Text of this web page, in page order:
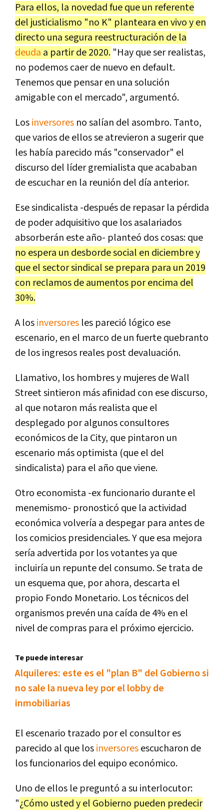
Para ellos, la novedad fue que un referente
del justicialismo "no K" planteara en vivo y en
directo una segura reestructuración de la
deuda a partir de 2020. "Hay que ser realistas,
no podemos caer de nuevo en default.
Tenemos que pensar en una solución
amigable con el mercado", argumentó.
Losinversores no salían del asombro. Tanto,
que varios de ellos se atrevieron a sugerir que
les había parecido más "conservador" el
discurso del líder gremialista que acababan
de escuchar en la reunión del día anterior.
Ese sindicalista -después de repasar la pérdida
de poder adquisitivo que los asalariados
absorberán este año- planteó dos cosas: que
no espera un desborde social en diciembre y
que el sector sindical se prepara para un 2019
con reclamos de aumentos por encima del
30%.
A losinversores les pareció lógico ese
escenario, en el marco de un fuerte quebranto
de los ingresos reales post devaluación.
Llamativo, los hombres y mujeres de Wall
Street sintieron más afinidad con ese discurso,
al que notaron más realista que el
desplegado por algunos consultores
económicos de la City, que pintaron un
escenario más optimista (que el del
sindicalista) para el año que viene.
Otro economista -ex funcionario durante el
menemismo- pronosticó que la actividad
económica volvería a despegar para antes de
los comicios presidenciales. Y que esa mejora
sería advertida por los votantes ya que
incluiría un repunte del consumo. Se trata de
un esquema que, por ahora, descarta el
propio Fondo Monetario. Los técnicos del
organismos prevén una caída de 4% en el
nivel de compras para el próximo ejercicio.
Te puede interesar
Alquileres: este es el "plan B" del Gobierno si
no sale la nueva ley por el lobby de
inmobiliarias
El escenario trazado por el consultor es
parecido al que losinversoresescucharon de
los funcionarios del equipo económico.
Uno de ellos le preguntó a su interlocutor:
"¿Cómo usted y el Gobierno pueden predecir